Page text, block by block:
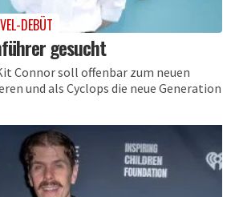
DEBÜT
gesucht
Connor soll offenbar zum neuen
und als Cyclops die neue Generation